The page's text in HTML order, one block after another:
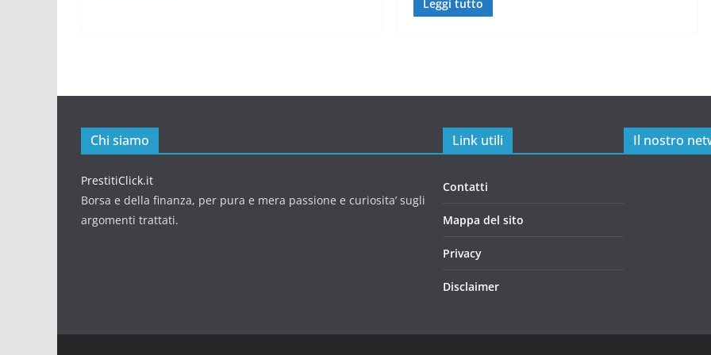
Leggi tutto
Chi siamo
PrestitiClick.it
Borsa e della finanza, per pura e mera passione e curiosita’ sugli
argomenti trattati.
Link utili
Contatti
Mappa del sito
Privacy
Disclaimer
Il nostro